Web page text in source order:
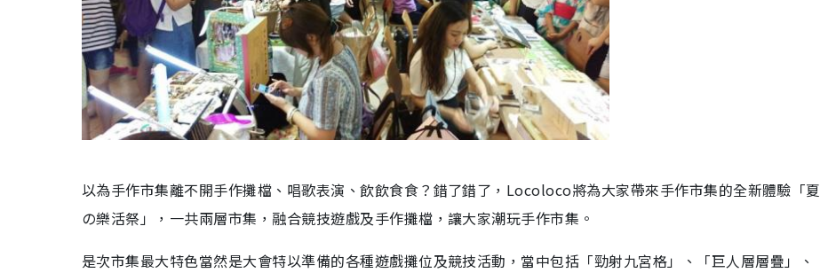
以為手作市集離不開手作攤檔、唱歌表演、飲飲食食？錯了錯了，Locoloco將為大家帶來手作市集的全新體驗「夏
の樂活祭」，一共兩層市集，融合競技遊戲及手作攤檔，讓大家潮玩手作市集。
是次市集最大特色當然是大會特以準備的各種遊戲攤位及競技活動，當中包括「勁射九宮格」、「巨人層層疊」、